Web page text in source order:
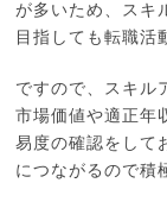
が多いため、スキ
目指しても転職活
ですので、スキル
市場価値や適正年
易度の確認をして
につながるので積